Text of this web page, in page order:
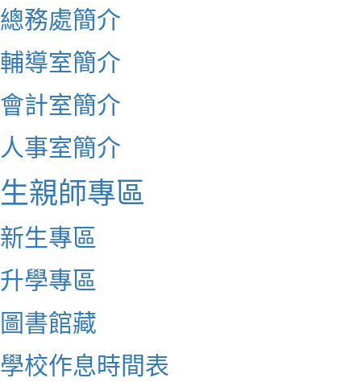
總務處簡介
輔導室簡介
會計室簡介
人事室簡介
生親師專區
新生專區
升學專區
圖書館藏
學校作息時間表